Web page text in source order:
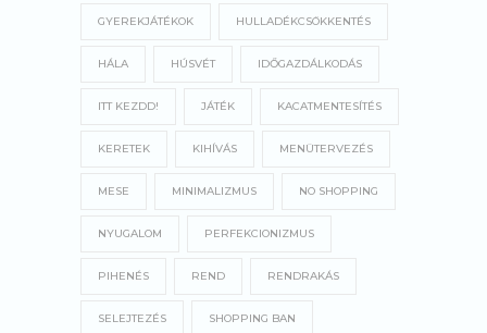
GYEREKJÁTÉKOK HULLADÉKCSÖKKENTÉS
HÁLA HÚSVÉT IDŐGAZDÁLKODÁS
ITT KEZDD! JÁTÉK KACATMENTESÍTÉS
KERETEK KIHÍVÁS MENÜTERVEZÉS
MESE MINIMALIZMUS NO SHOPPING
NYUGALOM PERFEKCIONIZMUS
PIHENÉS REND RENDRAKÁS
SELEJTEZÉS SHOPPING BAN